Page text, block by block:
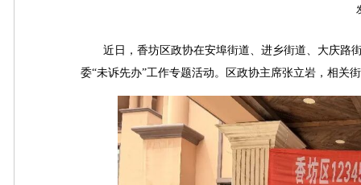
近日，香坊区政协在安埠街道、进乡街道、大庆路街
委“未诉先办”工作专题活动。区政协主席张立岩，相关